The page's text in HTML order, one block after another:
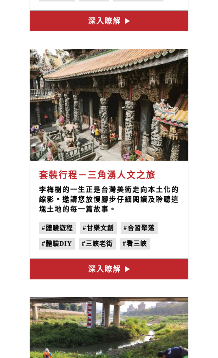
#三峽工藝職人 #蒔蒔刻刻工作室
深入瞭解
套裝行程－三角湧人文之旅
李梅樹的一生正是台灣美術走向本土化的
縮影。邀請您放慢腳步仔細閱讀及聆聽這
塊土地的每一篇故事。
#體驗遊程 #甘樂文創 #合習聚落
#體驗DIY #三峽老街 #看三峽
深入瞭解